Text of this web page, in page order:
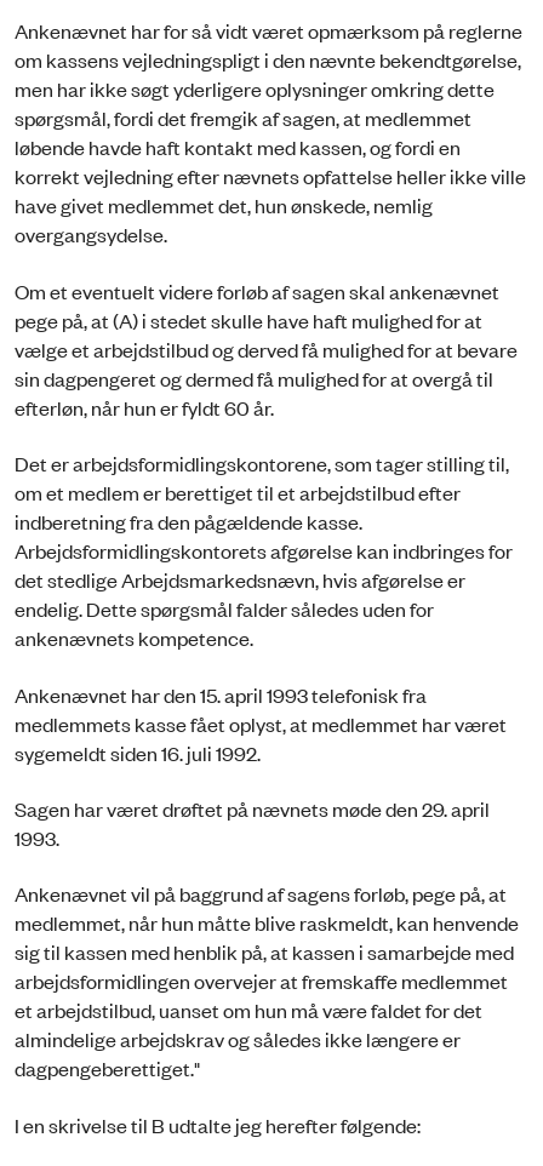
Ankenævnet har for så vidt været opmærksom på reglerne
om kassens vejledningspligt i den nævnte bekendtgørelse,
men har ikke søgt yderligere oplysninger omkring dette
spørgsmål, fordi det fremgik af sagen, at medlemmet
løbende havde haft kontakt med kassen, og fordi en
korrekt vejledning efter nævnets opfattelse heller ikke ville
have givet medlemmet det, hun ønskede, nemlig
overgangsydelse.
Om et eventuelt videre forløb af sagen skal ankenævnet
pege på, at (A) i stedet skulle have haft mulighed for at
vælge et arbejdstilbud og derved få mulighed for at bevare
sin dagpengeret og dermed få mulighed for at overgå til
efterløn, når hun er fyldt 60 år.
Det er arbejdsformidlingskontorene, som tager stilling til,
om et medlem er berettiget til et arbejdstilbud efter
indberetning fra den pågældende kasse.
Arbejdsformidlingskontorets afgørelse kan indbringes for
det stedlige Arbejdsmarkedsnævn, hvis afgørelse er
endelig. Dette spørgsmål falder således uden for
ankenævnets kompetence.
Ankenævnet har den 15. april 1993 telefonisk fra
medlemmets kasse fået oplyst, at medlemmet har været
sygemeldt siden 16. juli 1992.
Sagen har været drøftet på nævnets møde den 29. april
1993.
Ankenævnet vil på baggrund af sagens forløb, pege på, at
medlemmet, når hun måtte blive raskmeldt, kan henvende
sig til kassen med henblik på, at kassen i samarbejde med
arbejdsformidlingen overvejer at fremskaffe medlemmet
et arbejdstilbud, uanset om hun må være faldet for det
almindelige arbejdskrav og således ikke længere er
dagpengeberettiget."
I en skrivelse til B udtalte jeg herefter følgende: